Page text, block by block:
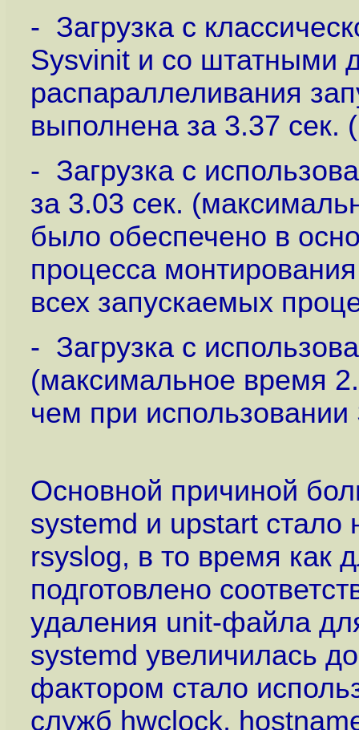
- Загрузка с
Sysvinit и со штатными
распараллеливания
выполнена за 3.37 сек.
- Загрузка с
за 3.03 сек.
было обеспечено в
процесса
всех запускаемых
- Загрузка с
(максимальное время
чем при использовании
Основной причиной
systemd и upstart
rsyslog, в то время как
подготовлено
удаления unit-файла
systemd увеличилась
фактором стало
служб hwclock,